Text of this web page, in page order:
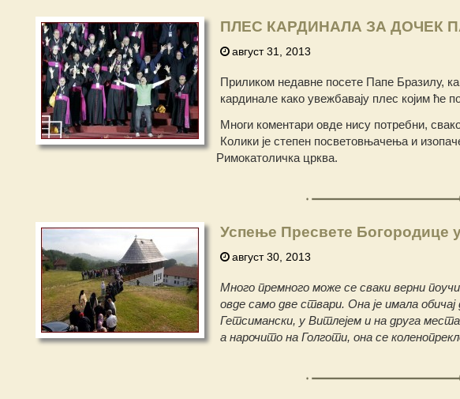
ПЛЕС КАРДИНАЛА ЗА ДОЧЕК
август 31, 2013
Приликом недавне посете Папе Бразилу,
кардинале како увежбавају плес којим ће
Многи коментари овде нису потребни,
Колики је степен посветовњачења и
Римокатоличка црква.
Успење Пресвете Богородице
август 30, 2013
Много премного може се сваки верни
овде само две ствари. Она је имала
Гетсимански, у Витлејем и на друга
а нарочито на Голготи, она се